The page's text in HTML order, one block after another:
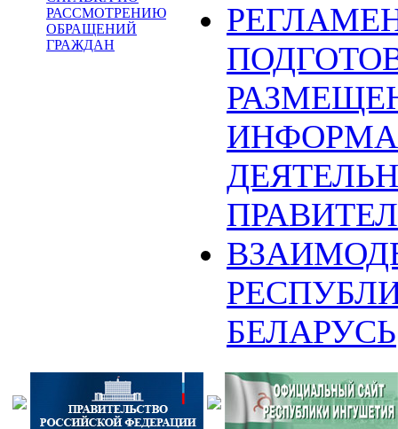
РАССМОТРЕНИЮ
ОБРАЩЕНИЙ
ГРАЖДАН
БЕЛАРУСЬ